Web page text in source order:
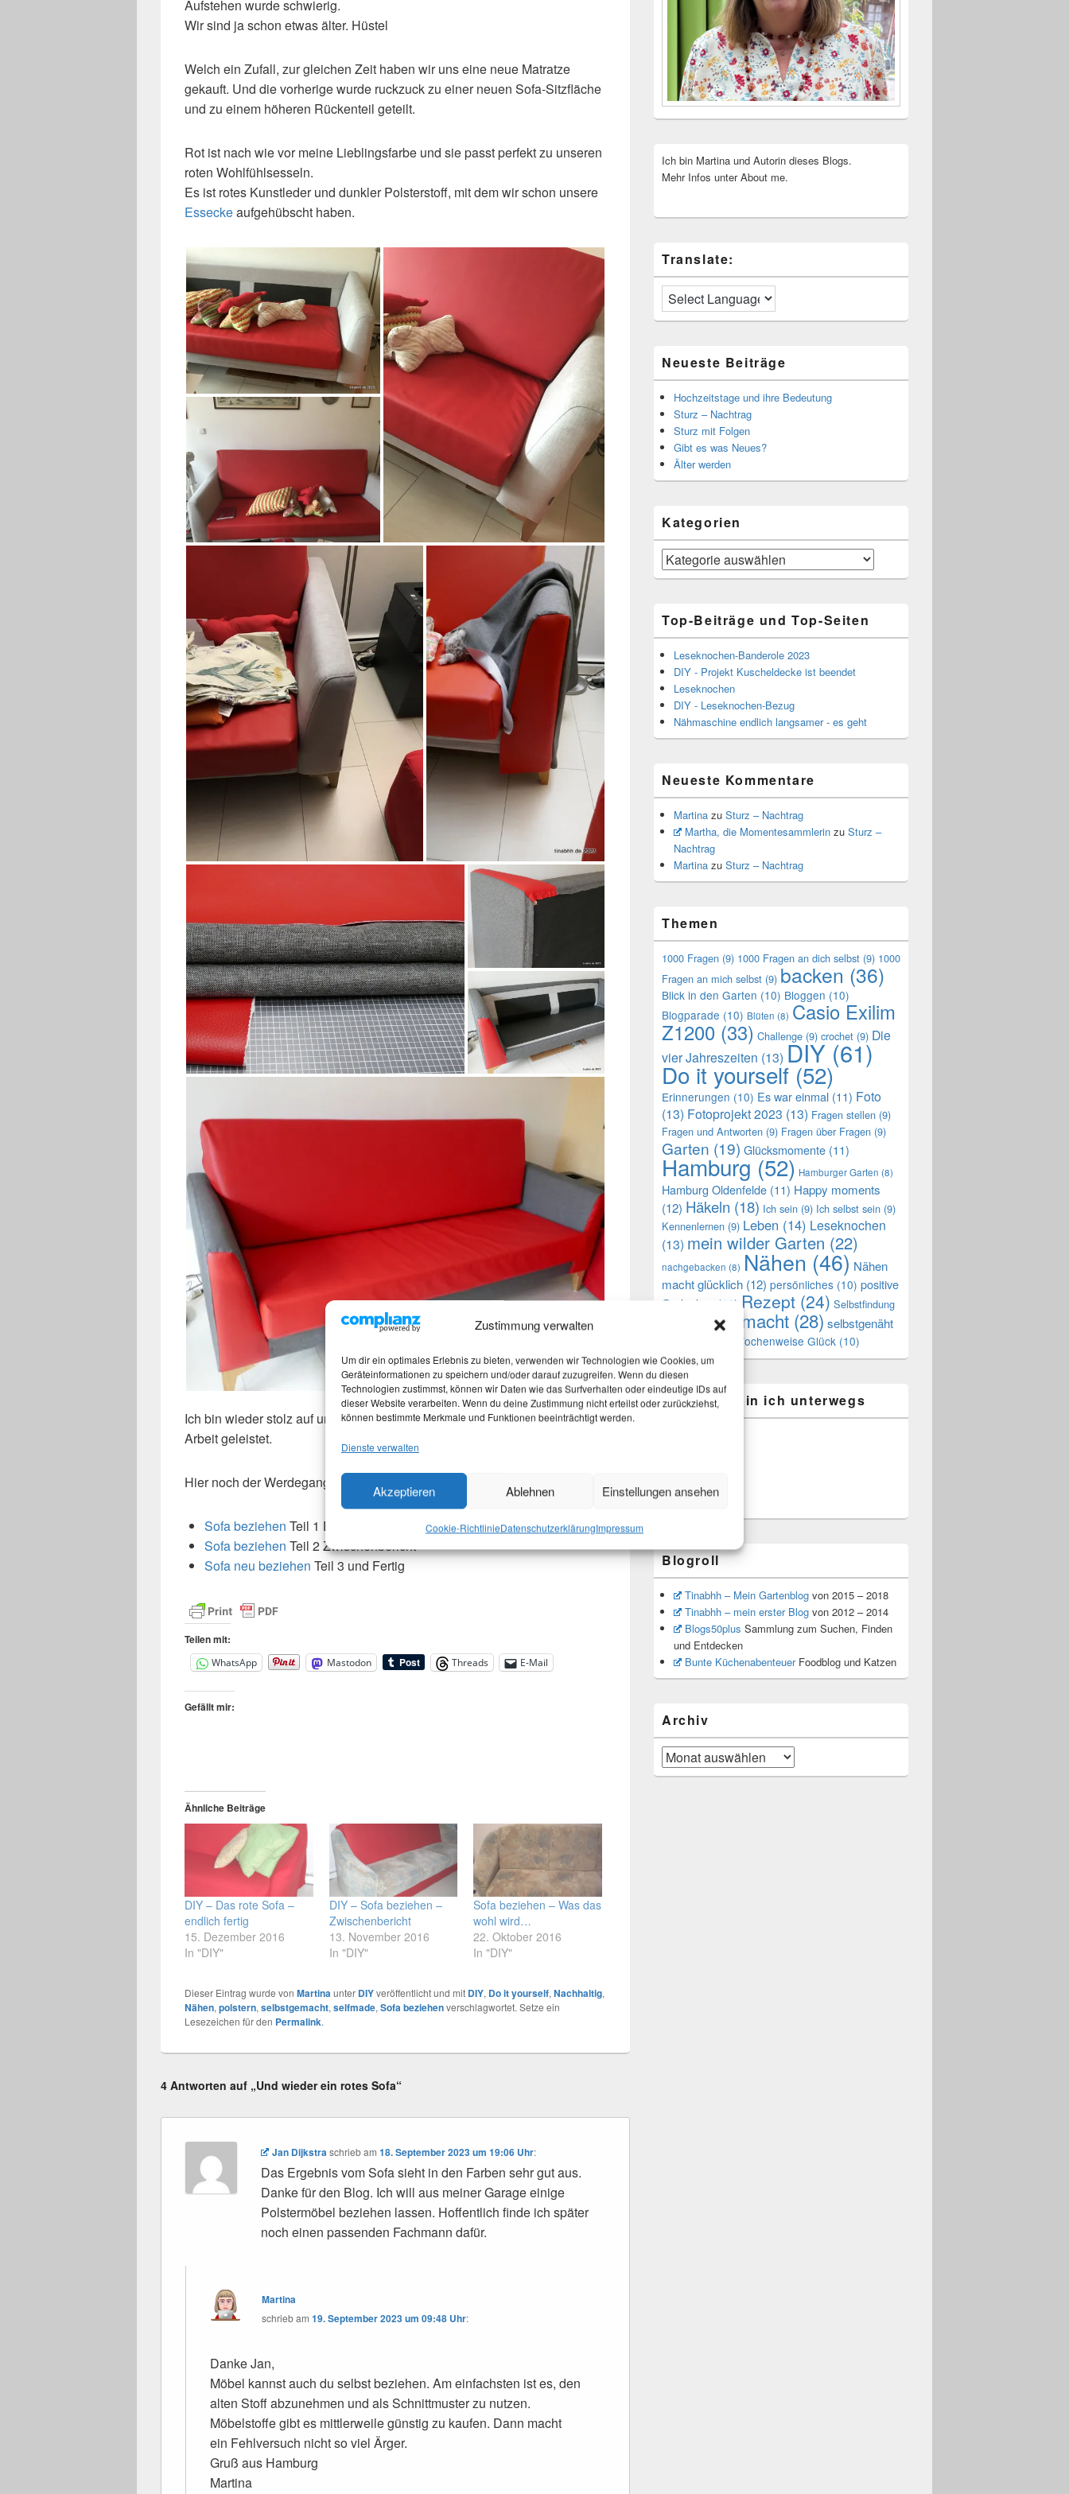
Zustimmung verwalten
Um dir ein optimales Erlebnis zu bieten, verwenden wir Technologien wie Cookies, um
Geräteinformationen zu speichern und/oder darauf zuzugreifen. Wenn du diesen
Technologien zustimmst, können wir Daten wie das Surfverhalten oder eindeutige IDs auf
dieser Website verarbeiten. Wenn du deine Zustimmung nicht erteilst oder zurückziehst,
können bestimmte Merkmale und Funktionen beeinträchtigt werden.
Dienste verwalten
Akzeptieren Ablehnen Einstellungen ansehen
Cookie-RichtlinieDatenschutzerklärungImpressum
Aufstehen wurde schwierig.
Wir sind ja schon etwas älter. Hüstel
Welch ein Zufall, zur gleichen Zeit haben wir uns eine neue Matratze
gekauft. Und die vorherige wurde ruckzuck zu einer neuen Sofa-Sitzfläche
und zu einem höheren Rückenteil geteilt.
Rot ist nach wie vor meine Lieblingsfarbe und sie passt perfekt zu unseren
roten Wohlfühlsesseln.
Es ist rotes Kunstleder und dunkler Polsterstoff, mit dem wir schon unsere
Esseckeaufgehübscht haben.
Ich bin wieder stolz auf unser Werk. Mein Göttergatte und ich haben gute
Arbeit geleistet.
Hier noch der Werdegang des 1. Sofas:
Sofa beziehen Teil 1 Der Anfang
Sofa beziehen Teil 2 Zwischenbericht
Sofa neu beziehen Teil 3 und Fertig
Teilen mit:
WhatsApp Mastodon Threads E-Mail
Gefällt mir:
Ähnliche Beiträge
DIY – Das rote Sofa –
endlich fertig
15. Dezember 2016
In "DIY"
DIY – Sofa beziehen –
Zwischenbericht
13. November 2016
In "DIY"
Sofa beziehen – Was das
wohl wird…
22. Oktober 2016
In "DIY"
Dieser Eintrag wurde von Martinaunter DIYveröffentlicht und mit DIY, Do it yourself, Nachhaltig,
Nähen, polstern, selbstgemacht, selfmade, Sofa beziehenverschlagwortet. Setze ein
Lesezeichen für den Permalink.
4 Antworten auf „Und wieder ein rotes Sofa“
Jan Dijkstraschriebam 18. September 2023 um 19:06 Uhr:
Das Ergebnis vom Sofa sieht in den Farben sehr gut aus.
Danke für den Blog. Ich will aus meiner Garage einige
Polstermöbel beziehen lassen. Hoffentlich finde ich später
noch einen passenden Fachmann dafür.
Martina
schriebam19. September 2023 um 09:48 Uhr:
Danke Jan,
Möbel kannst auch du selbst beziehen. Am einfachsten ist es, den
alten Stoff abzunehmen und als Schnittmuster zu nutzen.
Möbelstoffe gibt es mittlerweile günstig zu kaufen. Dann macht
ein Fehlversuch nicht so viel Ärger.
Gruß aus Hamburg
Martina
Ich bin Martina und Autorin dieses Blogs.
Mehr Infos unter About me.
Translate:
Neueste Beiträge
Hochzeitstage und ihre Bedeutung
Sturz – Nachtrag
Sturz mit Folgen
Gibt es was Neues?
Älter werden
Kategorien
Kategorien
Top-Beiträge und Top-Seiten
Leseknochen-Banderole 2023
DIY - Projekt Kuscheldecke ist beendet
Leseknochen
DIY - Leseknochen-Bezug
Nähmaschine endlich langsamer - es geht
Neueste Kommentare
Martina zu Sturz – Nachtrag
Martha, die Momentesammlerinzu Sturz –
Nachtrag
Martina zu Sturz – Nachtrag
Themen
1000 Fragen (9) 1000 Fragen an dich selbst (9) 1000
Fragen an mich selbst (9) backen (36)
Blick in den Garten (10) Bloggen (10)
Blogparade (10) Blüten (8) Casio Exilim
Z1200 (33) Challenge (9) crochet (9) Die
vier Jahreszeiten (13) DIY(61)
Do it yourself (52)
Erinnerungen (10) Es war einmal (11) Foto
(13) Fotoprojekt 2023 (13) Fragen stellen (9)
Fragen und Antworten (9) Fragen über Fragen (9)
Garten (19) Glücksmomente (11)
Hamburg (52) Hamburger Garten (8)
Hamburg Oldenfelde (11) Happy moments
(12) Häkeln (18) Ich sein (9) Ich selbst sein (9)
Kennenlernen (9) Leben (14) Leseknochen
(13) mein wilder Garten (22)
nachgebacken (8) Nähen (46) Nähen
macht glücklich (12) persönliches (10) positive
Gedanken
(11) Rezept (24) Selbstfindung
selbstgemacht (28) selbstgenäht
Wochenweise Glück (10)
Auch hier bin ich unterwegs
Mastodon
Threats
Blogroll
Tinabhh – Mein Gartenblogvon 2015 – 2018
Tinabhh – mein erster Blogvon 2012 – 2014
Blogs50plus Sammlung zum Suchen, Finden
und Entdecken
Bunte KüchenabenteuerFoodblog und Katzen
Archiv
Archiv